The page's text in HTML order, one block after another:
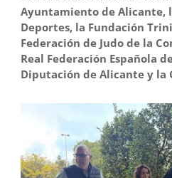
Ayuntamiento de Alicante,
Deportes, la Fundación
Federación de Judo de la
Real Federación Española
Diputación de Alicante y la